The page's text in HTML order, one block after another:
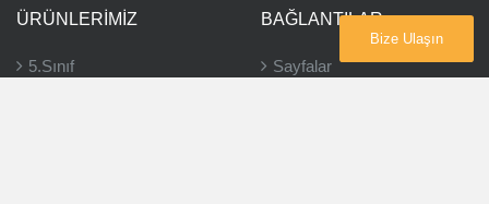
ÜRÜNLERIMIZ
5.Sınıf
BAĞLANTILAR
Sayfalar
Bize Ulaşın